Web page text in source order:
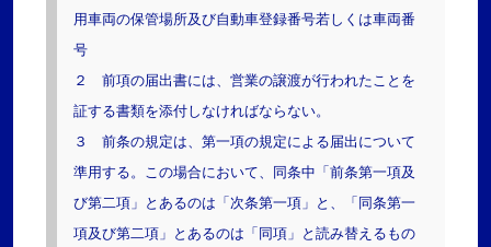
用車両の保管場所及び自動車登録番号若しくは車両番
号
２ 前項の届出書には、営業の譲渡が行われたことを
証する書類を添付しなければならない。
３ 前条の規定は、第一項の規定による届出について
準用する。この場合において、同条中「前条第一項及
び第二項」とあるのは「次条第一項」と、「同条第一
項及び第二項」とあるのは「同項」と読み替えるもの